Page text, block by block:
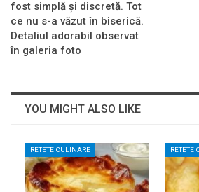
fost simplă și discretă. Tot
ce nu s-a văzut în biserică.
Detaliul adorabil observat
în galeria foto
YOU MIGHT ALSO LIKE
RETETE CULINARE RETETE